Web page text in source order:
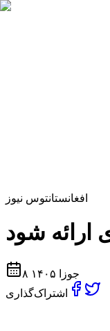
افغانستانتوس نیوز
۸ جوزا ۱۴۰۵
اشتراک‌گذاری